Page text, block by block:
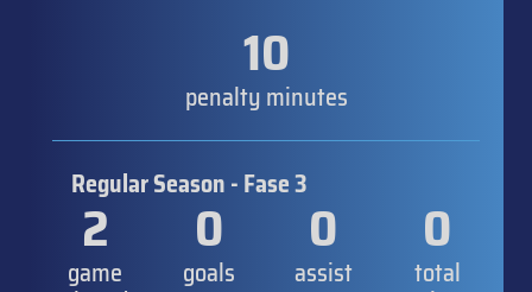
10
penalty minutes
Regular Season - Fase 3
2
game
0
goals
0
assist
0
total